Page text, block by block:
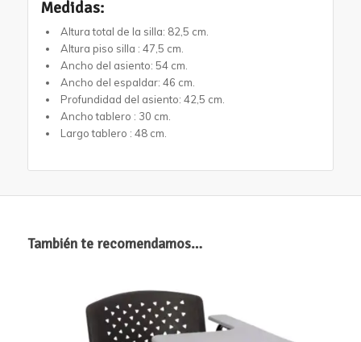
Medidas:
Altura total de la silla: 82,5 cm.
Altura piso silla : 47,5 cm.
Ancho del asiento: 54 cm.
Ancho del espaldar: 46 cm.
Profundidad del asiento: 42,5 cm.
Ancho tablero : 30 cm.
Largo tablero : 48 cm.
También te recomendamos…